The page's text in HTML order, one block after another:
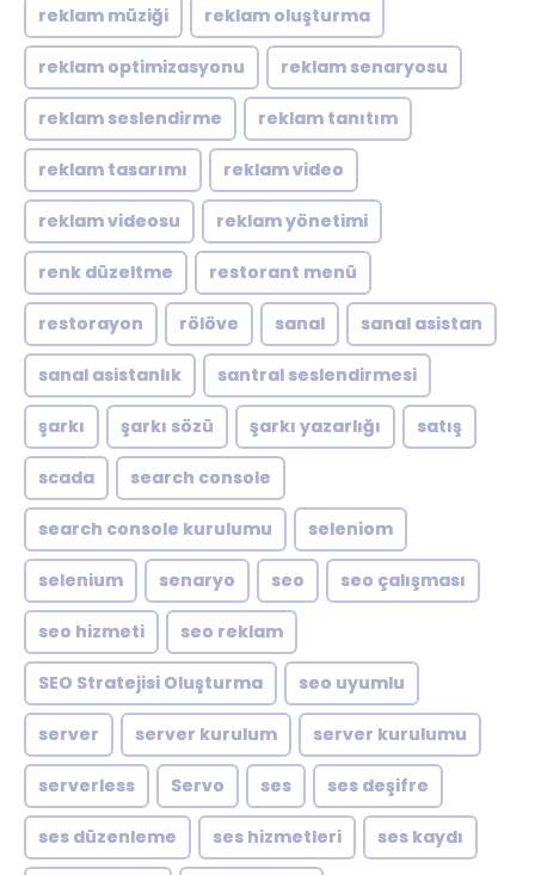
reklam müziği reklam oluşturma
reklam optimizasyonu reklam senaryosu
reklam seslendirme reklam tanıtım
reklam tasarımı reklam video
reklam videosu reklam yönetimi
renk düzeltme restorant menü
restorayon rölöve sanal sanal asistan
sanal asistanlık santral seslendirmesi
şarkı şarkı sözü şarkı yazarlığı satış
scada search console
search console kurulumu seleniom
selenium senaryo seo seo çalışması
seo hizmeti seo reklam
SEO Stratejisi Oluşturma seo uyumlu
server server kurulum server kurulumu
serverless Servo ses ses deşifre
ses düzenleme ses hizmetleri ses kaydı